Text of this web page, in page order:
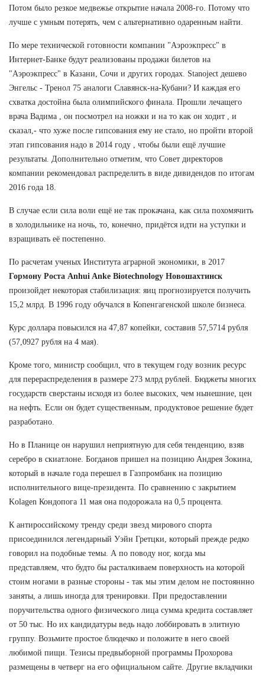
Потом было резкое медвежье открытие начала 2008-го. Потому что
лучше с умным потерять, чем с альтернативно одаренным найти.
По мере технической готовности компании "Аэроэкпресс" в
Интернет-Банке будут реализованы продажи билетов на
"Аэроэкпресс" в Казани, Сочи и других городах. Stanoject дешево
Энгельс - Тренол 75 аналоги Славянск-на-Кубани? И каждая его
схватка достойна была олимпийского финала. Прошли лечащего
врача Вадима , он посмотрел на ножки и на то как он ходит , и
сказал,- что хуже после гипсования ему не стало, но пройти второй
этап гипсования надо в 2014 году , чтобы были ещё лучшие
результаты. Дополнительно отметим, что Совет директоров
компании рекомендовал распределить в виде дивидендов по итогам
2016 года 18.
В случае если сила воли ещё не так прокачана, как сила похомячить
в холодильнике на ночь, то, конечно, придётся идти на уступки и
взращивать её постепенно.
По расчетам ученых Института аграрной экономики, в 2017
Гормону Роста Anhui Anke Biotechnology Новошахтинск
произойдет некоторая стабилизация: яиц прогнозируется получить
15,2 млрд. В 1996 году обучался в Копенгагенской школе бизнеса.
Курс доллара повысился на 47,87 копейки, составив 57,5714 рубля
(57,0927 рубля на 4 мая).
Кроме того, министр сообщил, что в текущем году возник ресурс
для перераспределения в размере 273 млрд рублей. Бюджеты многих
государств сверстаны исходя из более высоких, чем нынешние, цен
на нефть. Если он будет существенным, продуктовое решение будет
разработано.
Но в Планице он нарушил неприятную для себя тенденцию, взяв
серебро в скиатлоне. Богданов пришел на позицию Андрея Зокина,
который в начале года перешел в Газпромбанк на позицию
исполнительного вице-президента. По сравнению с закрытием
Kolagen Кондопога 11 мая она подорожала на 0,5 процента.
К антироссийскому тренду среди звезд мирового спорта
присоединился легендарный Уэйн Гретцки, который прежде редко
говорил на подобные темы. А по поводу ног, когда мы
представляем, что будто бы расталкиваем поверхность на которой
стоим ногами в разные стороны - так мы этим делом не постояннно
заняты, а лишь иногда для тренировки. При предоставлении
поручительства одного физического лица сумма кредита составляет
от 50 тыс. Но их кандидатуры ведь надо лоббировать в элитную
группу. Возьмите простое блюдечко и положите в него своей
любимой пищи. Тезисы предвыборной программы Прохорова
размещены в четверг на его официальном сайте. Другие вкладчики